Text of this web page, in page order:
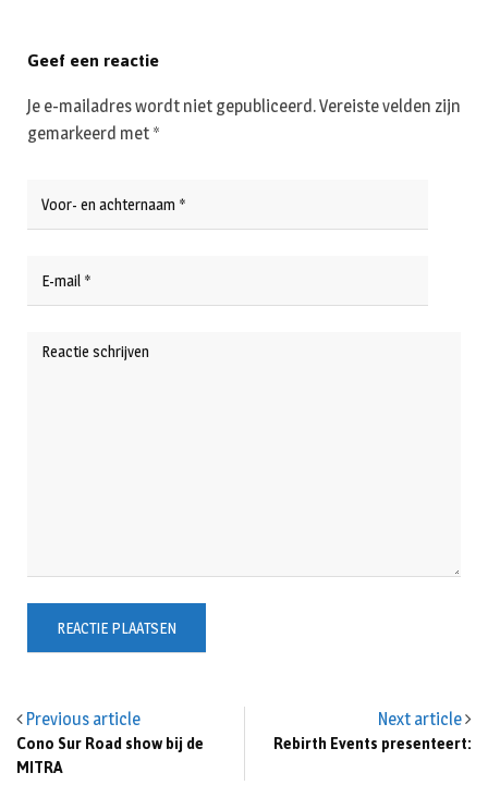
Previous article
Cono Sur Road show bij de
MITRA
Next article
Rebirth Events presenteert:
Geef een reactie
Je e-mailadres wordt niet gepubliceerd.Vereiste velden zijn
gemarkeerd met *